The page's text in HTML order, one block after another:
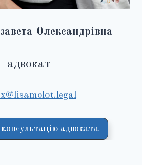
Олександрівна
адвокат
адвоката